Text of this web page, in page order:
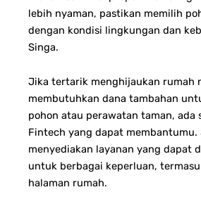
lebih nyaman, pastikan memilih
dengan kondisi lingkungan dan
Singa.
Jika tertarik menghijaukan rumah
membutuhkan dana tambahan
pohon atau perawatan taman, ada
Fintech yang dapat membantumu.
menyediakan layanan yang dapat
untuk berbagai keperluan,
halaman rumah.